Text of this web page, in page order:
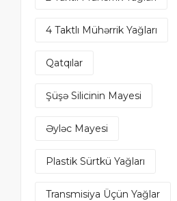
4 Taktlı Mühərrik Yağları
Qatqılar
Şüşə Silicinin Mayesi
Əyləc Mayesi
Plastik Sürtkü Yağları
Transmisiya Üçün Yağlar